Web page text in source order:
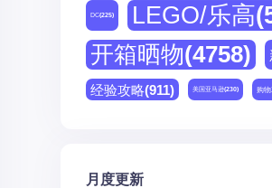
DC(225) LEGO/乐高
开箱晒物(4758)
经验攻略(911) 美国亚马逊(230) 购
月度更新